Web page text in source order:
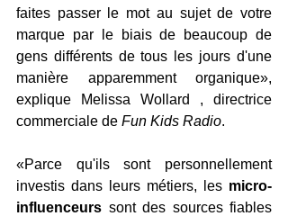
faites passer le mot au sujet de votre
marque par le biais de beaucoup de
gens différents de tous les jours d'une
manière apparemment organique»,
explique Melissa Wollard , directrice
commerciale de Fun Kids Radio.
«Parce qu'ils sont personnellement
investis dans leurs métiers, les micro-
influenceurs sont des sources fiables